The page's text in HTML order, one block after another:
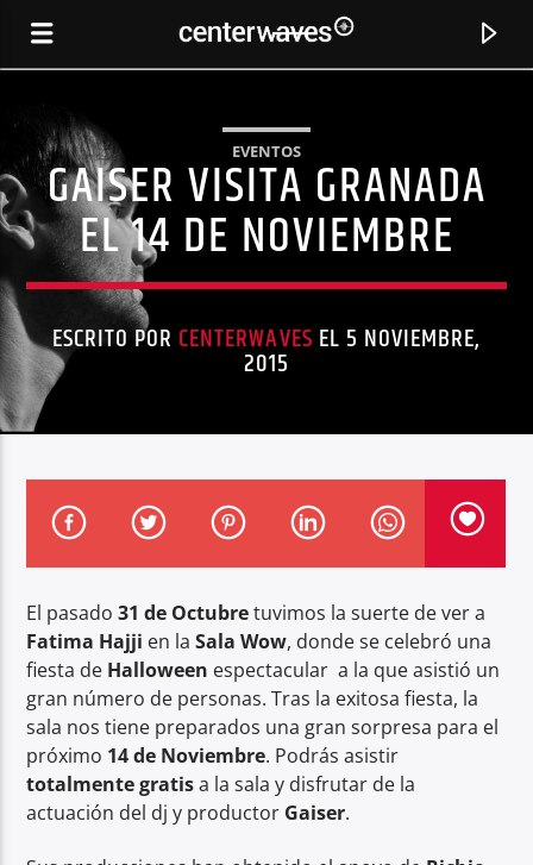
FREE
ULTRA NATÉ
Center Waves
EVENTOS
GAISER VISITA GRANADA
EL 14 DE NOVIEMBRE
ESCRITO POR CENTERWAVES EL 5 NOVIEMBRE,
2015
El pasado31 de Octubretuvimos la suerte de ver a
Fatima Hajji en laSala Wow, donde se celebró una
fiesta de Halloween espectacular a la que asistió un
gran número de personas. Tras la exitosa fiesta, la
sala nos tiene preparados una gran sorpresa para el
próximo 14 de Noviembre. Podrás asistir
totalmente gratisa la sala y disfrutar de la
actuación del dj y productor Gaiser.